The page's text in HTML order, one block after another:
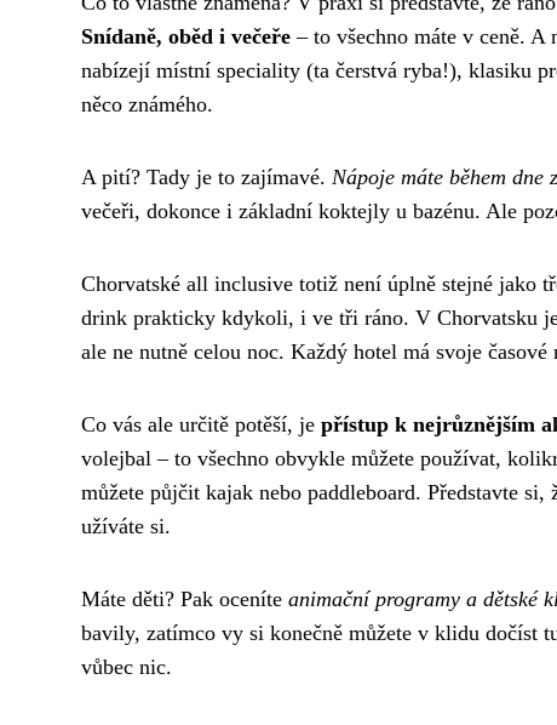
Snídaně, oběd i večeře – to všechno máte v ceně. A
nabízejí místní speciality (ta čerstvá ryba!), klasiku
něco známého.
A pití? Tady je to zajímavé. Nápoje máte během dne
večeři, dokonce i základní koktejly u bazénu. Ale
Chorvatské all inclusive totiž není úplně stejné jako
drink prakticky kdykoli, i ve tři ráno. V Chorvatsku
ale ne nutně celou noc. Každý hotel má svoje
Co vás ale určitě potěší, je přístup k nejrůznějším
volejbal – to všechno obvykle můžete používat,
můžete půjčit kajak nebo paddleboard. Představte
užíváte si.
Máte děti? Pak oceníte animační programy a dětské
bavily, zatímco vy si konečně můžete v klidu dočíst
vůbec nic.